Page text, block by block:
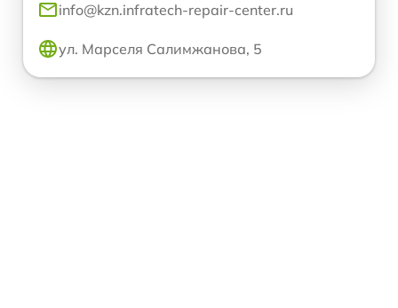
info@kzn.infratech-repair-center.ru
ул. Марселя Салимжанова, 5